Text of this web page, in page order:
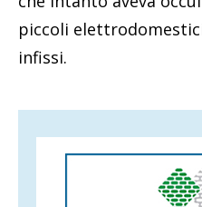
piccoli
infissi.